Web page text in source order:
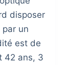
disposer
par un
est de
42 ans, 3